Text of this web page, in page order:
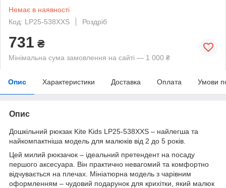
Немає в наявності
Код: LP25-538XXS
Роздріб
731 ₴
Мінімальна сума замовлення на сайті — 1 000 ₴
Опис Характеристики Доставка Оплата Умови
Опис
Дошкільний рюкзак Kite Kids LP25-538XXS – найлегша та
найкомпактніша модель для малюків від 2 до 5 років.
Цей милий рюкзачок – ідеальний претендент на посаду
першого аксесуара. Він практично невагомий та комфортно
відчувається на плечах. Мініатюрна модель з чарівним
оформленням – чудовий подарунок для крихітки, який малюк